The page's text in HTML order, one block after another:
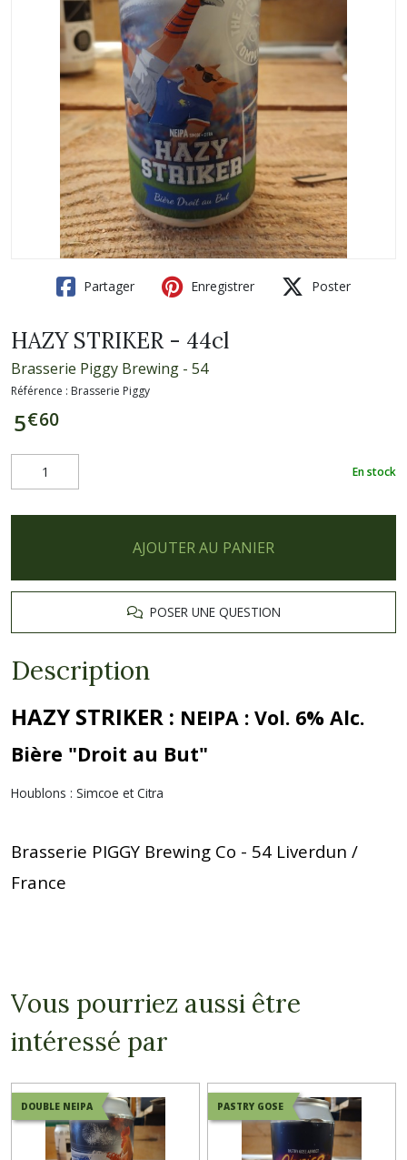
Partager Enregistrer Poster
HAZY STRIKER - 44cl
Brasserie Piggy Brewing - 54
Référence : Brasserie Piggy
5€60
En stock
AJOUTER AU PANIER
POSER UNE QUESTION
Description
HAZY STRIKER : NEIPA : Vol. 6% Alc.
Bière "Droit au But"
Houblons : Simcoe et Citra
Brasserie PIGGY Brewing Co - 54 Liverdun /
France
Vous pourriez aussi être
intéressé par
DOUBLE NEIPA PASTRY GOSE